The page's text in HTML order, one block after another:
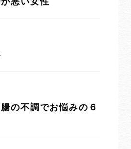
の不調でお悩みの６